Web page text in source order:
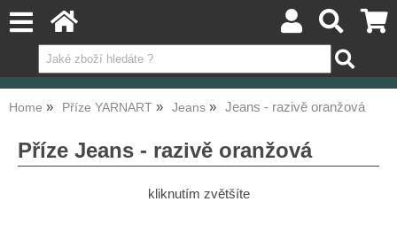
Home Příze YARNART Jeans Jeans - razivě oranžová
Příze Jeans - razivě oranžová
kliknutím zvětšíte